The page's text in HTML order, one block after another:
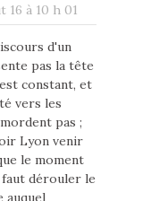
16 à 10 h 01
d'un
pas la tête
constant, et
vers les
pas ;
Lyon venir
le moment
dérouler le
auquel